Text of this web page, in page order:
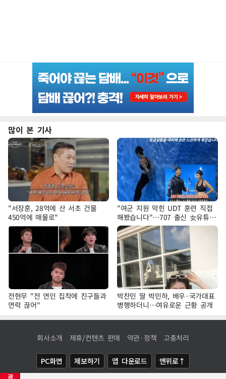
광
많이 본 기사
"서장훈, 28억에 산 서초 건물
450억에 매물로"
"여군 지원 막힌 UDT 훈련 직접
해봤습니다"…707 출신 女유튜버
'완벽 소화'
전현무 "전 연인 집착에 친구들과
연락 끊어"
박찬민 딸 박민하, 배우·국가대표
병행하더니…여유로운 근황 공개
회사소개 제휴/컨텐츠 판매 약관·정책 고충처리
PC화면 제보하기 앱 다운로드 맨위로↑